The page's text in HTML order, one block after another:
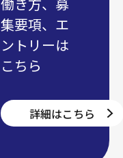
集要項、エ
ントリーは
こちら
詳細はこちら